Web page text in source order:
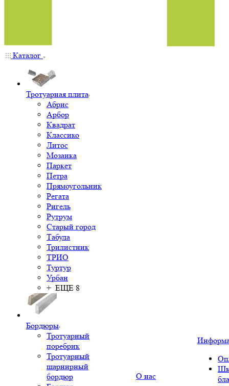
Каталог
Тротуарная плита
Абрис
Арбор
Квадрат
Классико
Литос
Мозаика
Паркет
Петра
Прямоугольник
Регата
Ригель
Рутрум
Старый город
Табула
Трилистник
ТРИО
Туртур
Урбан
+ ЕЩЕ 8
Бордюры
Тротуарный
поребрик
Тротуарный
шарнирный
бордюр
О нас